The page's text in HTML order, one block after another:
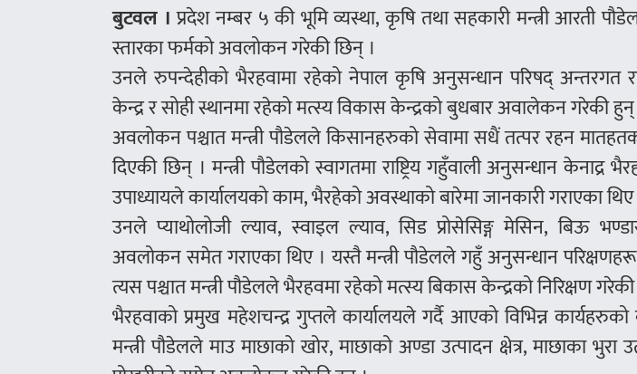
बुटवल ।प्रदेश नम्बर ५ की भूमि व्यस्था, कृषि तथा सहकारी मन्त्री आरती
स्तारका फर्मको अवलोकन गरेकी छिन् ।
उनले रुपन्देहीको भैरहवामा रहेको नेपाल कृषि अनुसन्धान परिषद् अन्तरगत
केन्द्र र सोही स्थानमा रहेको मत्स्य विकास केन्द्रको बुधबार अवालेकन गरेकी हुन्
अवलोकन पश्चात मन्त्री पौडेलले किसानहरुको सेवामा सधैं तत्पर रहन
दिएकी छिन् । मन्त्री पौडेलको स्वागतमा राष्ट्रिय गहुँवाली अनुसन्धान केनाद्र
उपाध्यायले कार्यालयको काम, भैरहेको अवस्थाको बारेमा जानकारी गराएका थिए
उनले प्याथोलोजी ल्याव, स्वाइल ल्याव, सिड प्रोसेसिङ्ग मेसिन, बिऊ
अवलोकन समेत गराएका थिए । यस्तै मन्त्री पौडेलले गहुँ अनुसन्धान
त्यस पश्चात मन्त्री पौडेलले भैरहवमा रहेको मत्स्य बिकास केन्द्रको निरिक्षण
भैरहवाको प्रमुख महेशचन्द्र गुप्तले कार्यालयले गर्दै आएको विभिन्न कार्यहरुको
मन्त्री पौडेलले माउ माछाको खोर, माछाको अण्डा उत्पादन क्षेत्र, माछाका भुरा